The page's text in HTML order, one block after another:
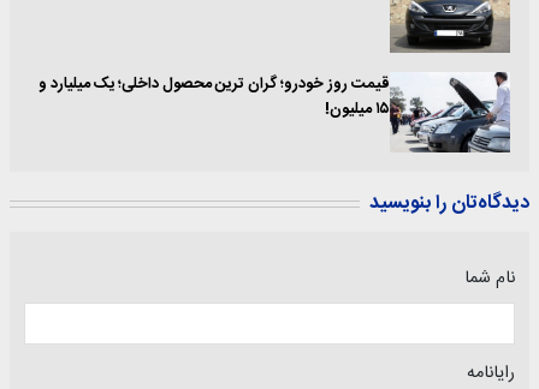
قیمت روز خودرو؛ گران ترین محصول داخلی؛ یک میلیارد و
۱۵ میلیون!
دیدگاه‌تان را بنویسید
نام شما
رایانامه